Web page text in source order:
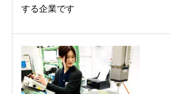
する企業です